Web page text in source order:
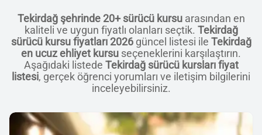
Tekirdağ şehrinde 20+ sürücü kursuarasından en
kaliteli ve uygun fiyatlı olanları seçtik. Tekirdağ
sürücü kursu fiyatları 2026güncel listesi ile Tekirdağ
en ucuz ehliyet kursu seçeneklerini karşılaştırın.
Aşağıdaki listede Tekirdağ sürücü kursları fiyat
listesi, gerçek öğrenci yorumları ve iletişim bilgilerini
inceleyebilirsiniz.